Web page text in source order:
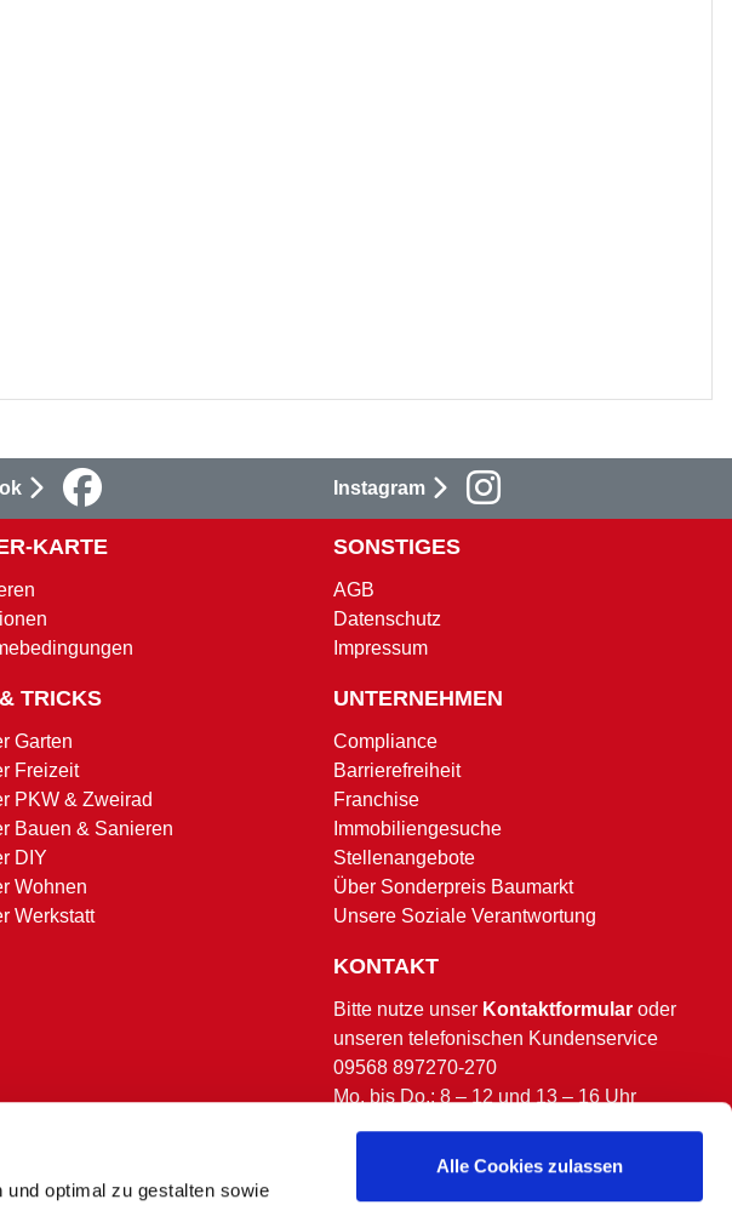
optimal zu gestalten sowie
Alle Cookies zulassen
Instagram
KARTE
TRICKS
Garten
Freizeit
PKW & Zweirad
Bauen & Sanieren
DIY
Wohnen
Werkstatt
SONSTIGES
AGB
Datenschutz
Impressum
UNTERNEHMEN
Compliance
Barrierefreiheit
Franchise
Immobiliengesuche
Stellenangebote
Über Sonderpreis Baumarkt
Unsere Soziale Verantwortung
KONTAKT
Bitte nutze unser Kontaktformular oder
unseren telefonischen Kundenservice
09568 897270-270
Mo. bis Do.: 8 – 12 und 13 – 16 Uhr
Fr.: 8 – 13 Uhr.
(ausgenommen bundesweite & bayerische